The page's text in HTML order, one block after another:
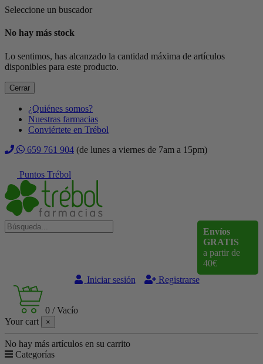
Seleccione un buscador
No hay más stock
Lo sentimos, has alcanzado la cantidad máxima de artículos
disponibles para este producto.
Cerrar
¿Quiénes somos?
Nuestras farmacias
Conviértete en Trébol
659 761 904 (de lunes a viernes de 7am a 15pm)
Puntos Trébol
Envíos
GRATIS
a partir de
40€
Iniciar sesión
Registrarse
0 /Vacío
Your cart
×
No hay más artículos en su carrito
Categorías